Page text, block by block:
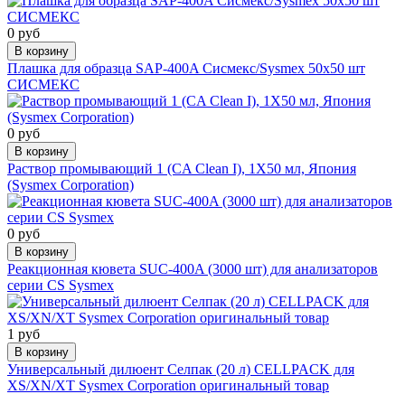
0 руб
В корзину
Плашка для образца SAP-400A Сисмекс/Sysmex 50х50 шт
СИСМЕКС
0 руб
В корзину
Раствор промывающий 1 (CA Clean I), 1Х50 мл, Япония
(Sysmex Corporation)
0 руб
В корзину
Реакционная кювета SUC-400A (3000 шт) для анализаторов
серии СS Sysmex
1 руб
В корзину
Универсальный дилюент Селпак (20 л) CELLPACK для
XS/XN/XT Sysmex Corporation оригинальный товар